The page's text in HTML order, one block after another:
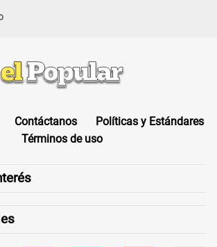
Contáctanos
Políticas y Estándares
Términos de uso